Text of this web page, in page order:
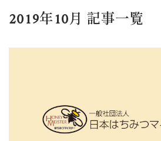
2019年10月 記事一覧